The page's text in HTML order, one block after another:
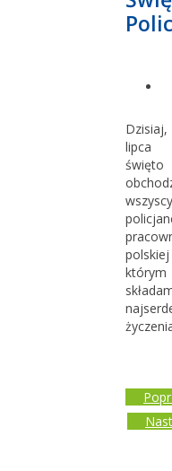
lipca
święto
wszyscy